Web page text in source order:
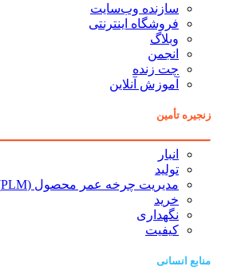
سازنده وب‌سایت
فروشگاه اینترنتی
وبلاگ
انجمن
چت زنده
آموزش آنلاین
زنجیره تأمین
انبار
تولید
مدیریت چرخه عمر محصول (PLM)
خرید
نگهداری
کیفیت
منابع انسانی